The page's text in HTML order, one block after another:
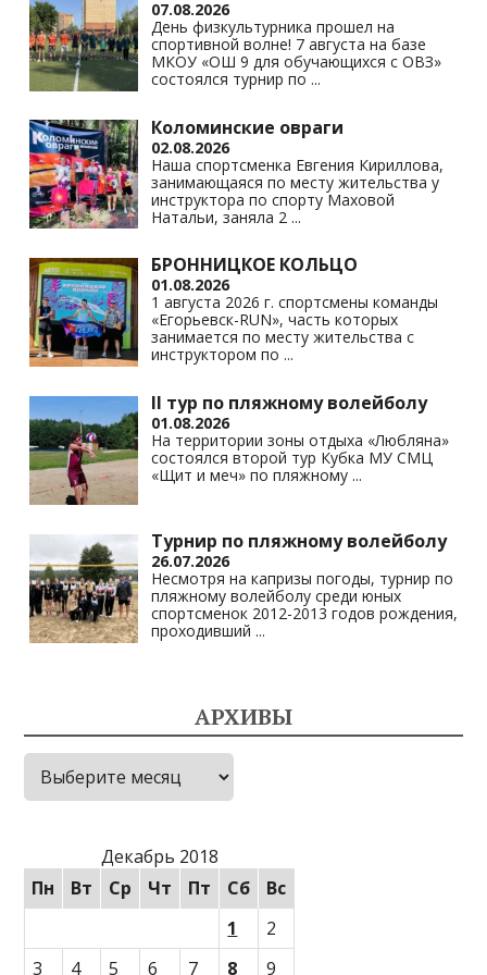
ni
ki
07.08.2026
День физкультурника прошел на
спортивной волне! 7 августа на базе
МКОУ «ОШ 9 для обучающихся с ОВЗ»
состоялся турнир по ...
Коломинские овраги
02.08.2026
Наша спортсменка Евгения Кириллова,
занимающаяся по месту жительства у
инструктора по спорту Маховой
Натальи, заняла 2 ...
БРОННИЦКОЕ КОЛЬЦО
01.08.2026
1 августа 2026 г. спортсмены команды
«Егорьевск-RUN», часть которых
занимается по месту жительства с
инструктором по ...
II тур по пляжному волейболу
01.08.2026
На территории зоны отдыха «Любляна»
состоялся второй тур Кубка МУ СМЦ
«Щит и меч» по пляжному ...
Турнир по пляжному волейболу
26.07.2026
Несмотря на капризы погоды, турнир по
пляжному волейболу среди юных
спортсменок 2012-2013 годов рождения,
проходивший ...
АРХИВЫ
Архивы
Декабрь 2018
Пн
Вт Ср Чт Пт Сб
Вс
1
2
3
4 5 6 7 8 9